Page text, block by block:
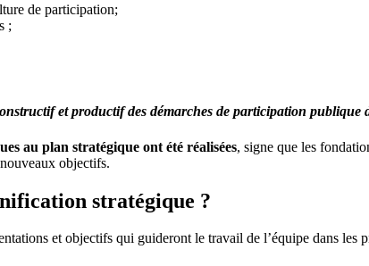
de participation;
;
et productif des démarches de participation publique
au plan stratégique ont été réalisées, signe que les
objectifs.
stratégique ?
et objectifs qui guideront le travail de l’équipe dans les